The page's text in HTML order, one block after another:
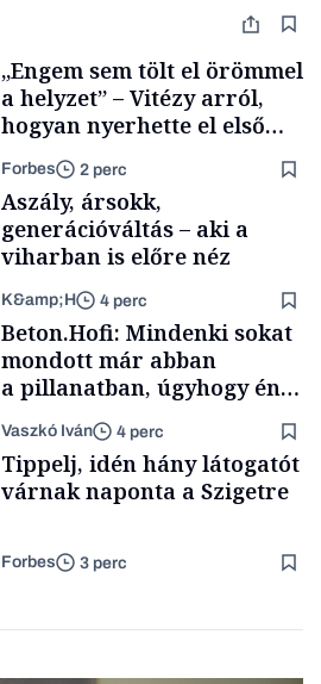
„Engem sem tölt el örömmel
a helyzet” – Vitézy arról,
hogyan nyerhette el első
tenderét Mészárosék cége a
Tisza-kormány alatt
Forbes 2 perc
Aszály, ársokk,
generációváltás – aki a
viharban is előre néz
K&amp;H 4 perc
Beton.Hofi: Mindenki sokat
mondott már abban
a pillanatban, úgyhogy én
a legsarkosabb
gondolataimat akartam
kimondani
Vaszkó Iván 4 perc
Tippelj, idén hány látogatót
várnak naponta a Szigetre
Forbes 3 perc